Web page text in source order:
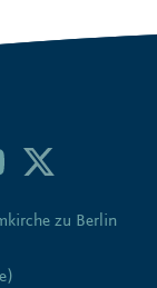
zu Berlin